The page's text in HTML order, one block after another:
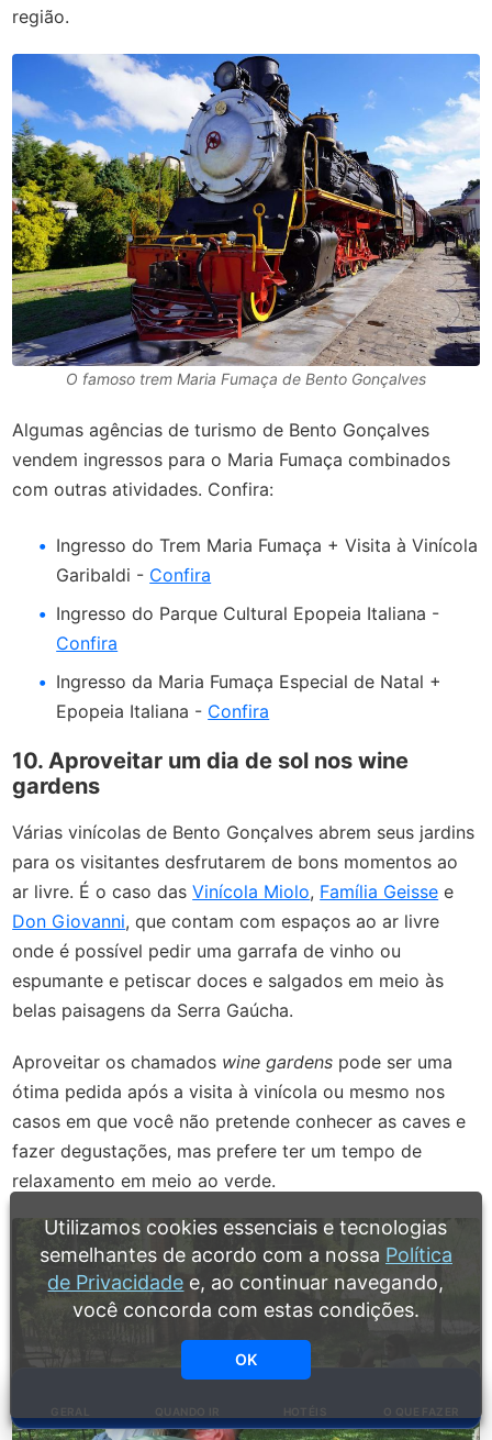
região.
O famoso trem Maria Fumaça de Bento Gonçalves
Algumas agências de turismo de Bento Gonçalves
vendem ingressos para o Maria Fumaça combinados
com outras atividades. Confira:
Ingresso do Trem Maria Fumaça + Visita à Vinícola
Garibaldi - Confira
Ingresso do Parque Cultural Epopeia Italiana -
Confira
Ingresso da Maria Fumaça Especial de Natal +
Epopeia Italiana - Confira
10. Aproveitar um dia de sol nos wine
gardens
Várias vinícolas de Bento Gonçalves abrem seus jardins
para os visitantes desfrutarem de bons momentos ao
ar livre. É o caso dasVinícola Miolo, Família Geisse e
Don Giovanni, que contam com espaços ao ar livre
onde é possível pedir uma garrafa de vinho ou
espumante e petiscar doces e salgados em meio às
belas paisagens da Serra Gaúcha.
Aproveitar os chamados wine gardens pode ser uma
ótima pedida após a visita à vinícola ou mesmo nos
casos em que você não pretende conhecer as caves e
fazer degustações, mas prefere ter um tempo de
relaxamento em meio ao verde.
QUANDO IR HOTÉIS O QUE FAZER
Utilizamos cookies essenciais e tecnologias
semelhantes de acordo com a nossa Política
de Privacidade e, ao continuar navegando,
você concorda com estas condições.
OK